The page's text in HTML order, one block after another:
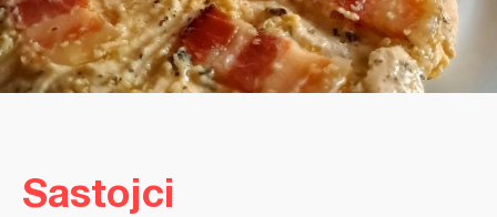
Sastojci